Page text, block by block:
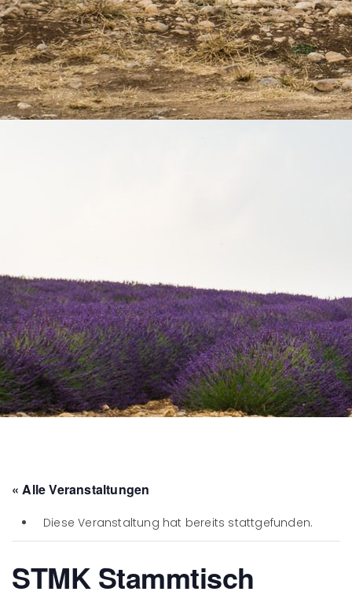
« Alle Veranstaltungen
Diese Veranstaltung hat bereits stattgefunden.
STMK Stammtisch